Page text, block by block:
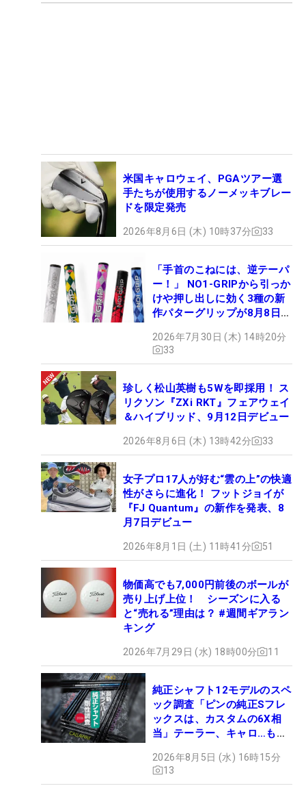
米国キャロウェイ、PGAツアー選
手たちが使用するノーメッキブレー
ドを限定発売
2026年8月6日 (木) 10時37分 33
「手首のこねには、逆テーパ
ー！」 NO1-GRIPから引っか
けや押し出しに効く3種の新
作パターグリップが8月8日デ
2026年7月30日 (木) 14時20分
33
珍しく松山英樹も5Wを即採用！ ス
リクソン『ZXi RKT』フェアウェイ
＆ハイブリッド、9月12日デビュー
2026年8月6日 (木) 13時42分 33
女子プロ17人が好む“雲の上”の快適
性がさらに進化！ フットジョイが
『FJ Quantum』の新作を発表、8
月7日デビュー
2026年8月1日 (土) 11時41分 51
物価高でも7,000円前後のボールが
売り上げ上位！ シーズンに入る
と“売れる”理由は？ #週間ギアラン
キング
2026年7月29日 (水) 18時00分 11
純正シャフト12モデルのスペ
ック調査「ピンの純正Sフレ
ックスは、カスタムの6X相
当」テーラー、キャロ…もチ
2026年8月5日 (水) 16時15分
13